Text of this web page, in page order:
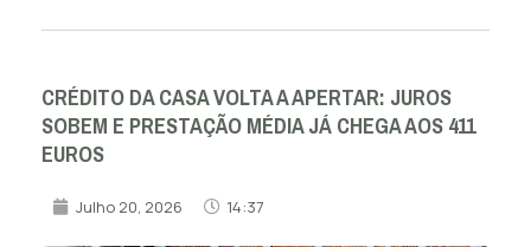
CRÉDITO DA CASA VOLTA A APERTAR: JUROS
SOBEM E PRESTAÇÃO MÉDIA JÁ CHEGA AOS 411
EUROS
Julho 20, 2026 14:37